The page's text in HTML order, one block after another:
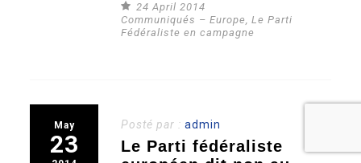
24 April 2014
Communiqués – Europe,Le Parti
Fédéraliste en campagne
May
23
Posté par :admin
Le Parti fédéraliste